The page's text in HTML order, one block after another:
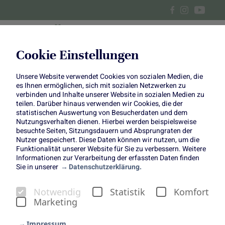
Cookie Einstellungen
Unsere Website verwendet Cookies von sozialen Medien, die
es Ihnen ermöglichen, sich mit sozialen Netzwerken zu
verbinden und Inhalte unserer Website in sozialen Medien zu
teilen. Darüber hinaus verwenden wir Cookies, die der
statistischen Auswertung von Besucherdaten und dem
Nutzungsverhalten dienen. Hierbei werden beispielsweise
besuchte Seiten, Sitzungsdauern und Absprungraten der
Nutzer gespeichert. Diese Daten können wir nutzen, um die
Funktionalität unserer Website für Sie zu verbessern. Weitere
Informationen zur Verarbeitung der erfassten Daten finden
Sie in unserer
Datenschutzerklärung.
Notwendig Statistik
Komfort
Marketing
Bunte Buddha Bowl mit
knusprigen Kichererbsen &
cremigem Tahini-Dressing –
Power für euren Start ins neue
Jahr